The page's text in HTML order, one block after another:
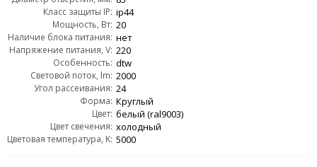
Класс защиты IP: ip44
Мощность, Вт: 20
Наличие блока питания: нет
Напряжение питания, V: 220
Особенность: dtw
Световой поток, lm: 2000
Угол рассеивания: 24
Форма: Круглый
Цвет: белый (ral9003)
Цвет свечения: холодный
Цветовая температура, K: 5000